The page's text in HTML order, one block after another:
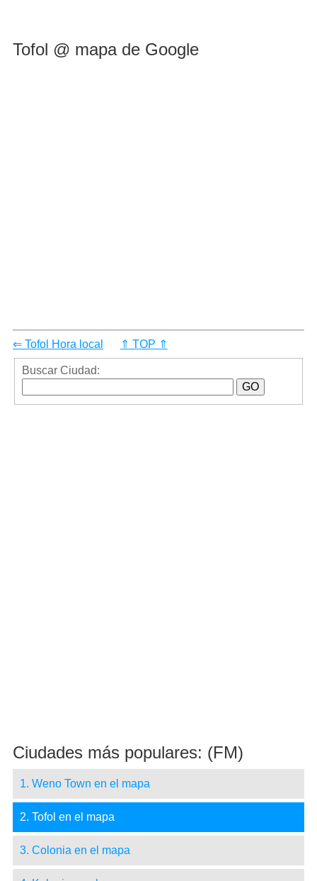
Tofol @ mapa de Google
⇐ Tofol Hora local ⇑ TOP ⇑
Buscar Ciudad:
Ciudades más populares: (FM)
1. Weno Town en el mapa
2. Tofol en el mapa
3. Colonia en el mapa